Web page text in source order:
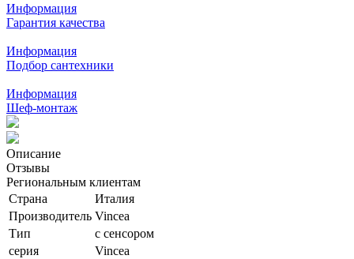
Информация
Гарантия качества
Информация
Подбор сантехники
Информация
Шеф-монтаж
Описание
Отзывы
Региональным клиентам
Страна
Италия
Производитель Vincea
Тип
с сенсором
серия
Vincea